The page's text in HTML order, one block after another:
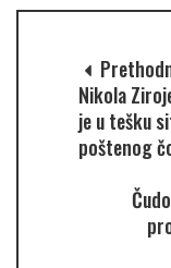
Nikola
je u tešku
poštenog